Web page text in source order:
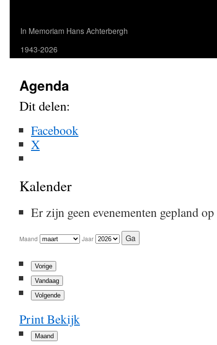
In Memoriam Hans Achterbergh
1943-2026
Agenda
Dit delen:
Facebook
X
Kalender
Er zijn geen evenementen gepland
Maand Jaar
Vorige
Vandaag
Volgende
PrintBekijk
Maand